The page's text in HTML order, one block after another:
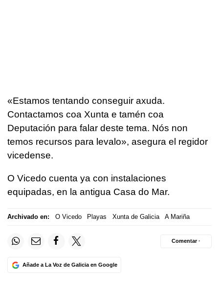
«Estamos tentando conseguir axuda.
Contactamos coa Xunta e tamén coa
Deputación para falar deste tema. Nós non
temos recursos para levalo», asegura el regidor
vicedense.
O Vicedo cuenta ya con instalaciones
equipadas, en la antigua Casa do Mar.
Archivado en: O Vicedo Playas Xunta de Galicia A Mariña
Añade a La Voz de Galicia en Google
Comentar ·